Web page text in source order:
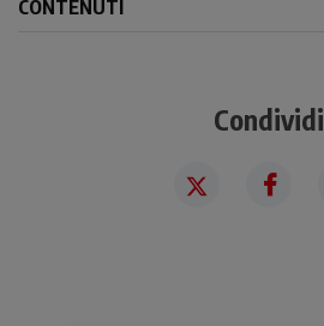
CONTENUTI
Condividi